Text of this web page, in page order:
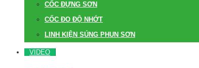
CỐC ĐỰNG SƠN
CỐC ĐO ĐỘ NHỚT
LINH KIỆN SÚNG PHUN SƠN
VIDEO